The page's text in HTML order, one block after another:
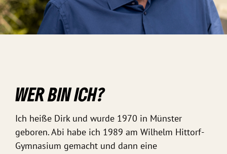
WER BIN ICH?
Ich heiße Dirk und wurde 1970 in Münster
geboren. Abi habe ich 1989 am Wilhelm Hittorf-
Gymnasium gemacht und dann eine